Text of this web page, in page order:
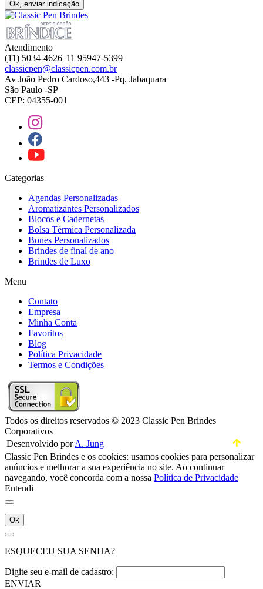
Ok, enviar indicação
Atendimento
(11) 5034-4626| 11 95947-5399
classicpen@classicpen.com.br
Av João Pedro Cardoso,443 -Pq. Jabaquara
São Paulo -SP
CEP: 04355-001
Categorias
Agendas Personalizadas
Aromatizantes Personalizados
Blocos e Cadernetas
Bolsa Térmica Personalizada
Bones Personalizados
Brindes de final de ano
Brindes de Luxo
Menu
Contato
Empresa
Minha Conta
Favoritos
Blog
Política Privacidade
Termos e Condições
Todos os direitos reservados © 2023 Classic Pen Brindes
Corporativos
Desenvolvido porA. Jung
Classic Pen Brindes e os cookies: usamos cookies para personalizar
anúncios e melhorar a sua experiência no site. Ao continuar
navegando, você concorda com a nossa Política de Privacidade
Entendi
Ok
ESQUECEU SUA SENHA?
Digite seu e-mail de cadastro:
ENVIAR